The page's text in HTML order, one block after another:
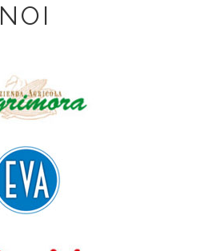
NOI